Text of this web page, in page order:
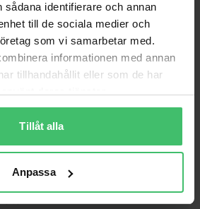
sådana identifierare och annan
till de sociala medier och
som vi samarbetar med.
informationen med annan
tillhandahållit eller som de har
Tillåt alla
Anpassa
VarjeSteg?
löpteknik som bygger upp
för att bryta ner den.
och feedback för att följa